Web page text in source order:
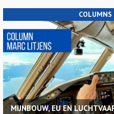
COLUMNS
MIJNBOUW, EU EN